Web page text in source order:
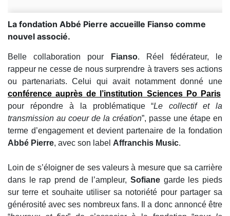
La fondation Abbé Pierre accueille Fianso comme
nouvel associé.
Belle collaboration pour Fianso. Réel fédérateur, le
rappeur ne cesse de nous surprendre à travers ses actions
ou partenariats. Celui qui avait notamment donné une
conférence auprès de l’institution Sciences Po Paris
pour répondre à la problématique “Le collectif et la
transmission au coeur de la création”, passe une étape en
terme d’engagement et devient partenaire de la fondation
Abbé Pierre, avec son label Affranchis Music.
Loin de s’éloigner de ses valeurs à mesure que sa carrière
dans le rap prend de l’ampleur, Sofiane garde les pieds
sur terre et souhaite utiliser sa notoriété pour partager sa
générosité avec ses nombreux fans. Il a donc annoncé être